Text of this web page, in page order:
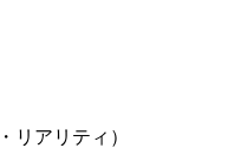
リアリティ）